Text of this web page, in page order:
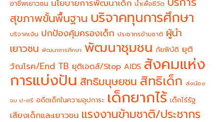
อาชีพเยาวชน นโยบายการพัฒนาเด็ก น้ำเพื่อชีวิต
สุขภาพขั้นพื้นฐาน บริจาคทุนการศึกษา
บริจาคเงิน ปกป้องคุ้มครองเด็ก ประชากรข้ามชาติ ผู้นำ
เยาวชน พัฒนาการศึกษา พัฒนาชุมชน ภัยพิบัติ ยุติ
วัณโรค/End TB ยุติเอดส์/Stop AIDS สังคมแห่ง
การแบ่งปัน สิทธิมนุษยชน สิทธิเด็ก ส่งน้อง
จบ ป-ตรี อดีตเด็กในความอุปการะ เด็กยากไร้ เด็กไร้รัฐ
เสียงเด็กและเยาวชน แรงงานข้ามชาติ/ประชากร